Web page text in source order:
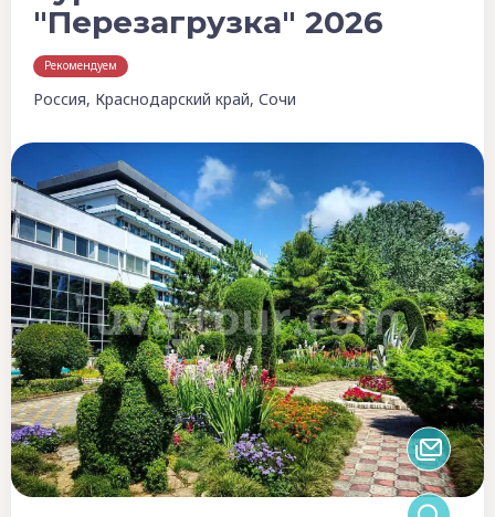
"Перезагрузка" 2026
Рекомендуем
Россия, Краснодарский край, Сочи